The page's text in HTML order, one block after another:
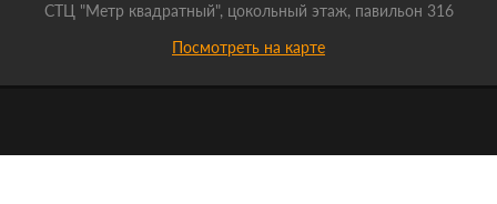
СТЦ "Метр квадратный", цокольный этаж, павильон 316
Посмотреть на карте